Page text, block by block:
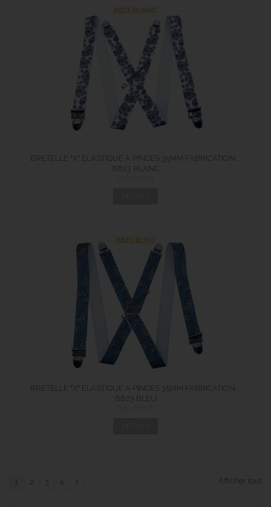
BRETELLE "X" ELASTIQUE À PINCES 35MM FABRICATION...
8823 BLANC
BRETELLE "X" ELASTIQUE À PINCES 35MM FABRICATION...
8823 BLEU
Afficher tout
1 2 3 4